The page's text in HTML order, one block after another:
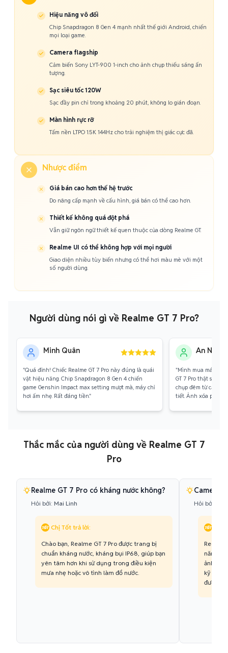
Hiệu năng vô đối
Chip Snapdragon 8 Gen 4 mạnh nhất thế giới Android, chiến
mọi loại game.
Camera flagship
Cảm biến Sony LYT-900 1-inch cho ảnh chụp thiếu sáng ấn
tượng.
Sạc siêu tốc 120W
Sạc đầy pin chỉ trong khoảng 20 phút, không lo gián đoạn.
Màn hình rực rỡ
Tấm nền LTPO 1.5K 144Hz cho trải nghiệm thị giác cực đã.
Nhược điểm
Giá bán cao hơn thế hệ trước
Do nâng cấp mạnh về cấu hình, giá bán có thể cao hơn.
Thiết kế không quá đột phá
Vẫn giữ ngôn ngữ thiết kế quen thuộc của dòng Realme GT.
Realme UI có thể không hợp với mọi người
Giao diện nhiều tùy biến nhưng có thể hơi màu mè với một
số người dùng.
Người dùng nói gì về Realme GT 7 Pro?
Minh Quân
"Quá đỉnh! Chiếc Realme GT 7 Pro này đúng là quái
vật hiệu năng. Chip Snapdragon 8 Gen 4 chiến
game Genshin Impact max setting mượt mà, máy chỉ
hơi ấm nhẹ. Rất đáng tiền."
An Nhiên
"Mình mua máy chủ
GT 7 Pro thật sự
chụp đêm từ cảm
tiết. Ảnh xóa phông
Thắc mắc của người dùng về Realme GT 7
Pro
Realme GT 7 Pro có kháng nước không?
Hỏi bởi: Mai Linh
Chị Tốt trả lời:
Chào bạn, Realme GT 7 Pro được trang bị
chuẩn kháng nước, kháng bụi IP68, giúp bạn
yên tâm hơn khi sử dụng trong điều kiện
mưa nhẹ hoặc vô tình làm đổ nước.
Camera
Hỏi bởi:
Realme
năng
ảnh sắc
kỹ thuật
được